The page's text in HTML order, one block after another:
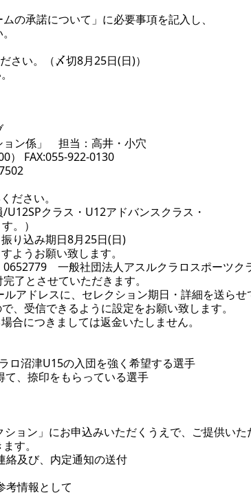
の承諾について」に必要事項を記入し、
さい。（〆切8月25日(日)）
ョン係」 担当：高井・小穴
） FAX:055-922-0130
ださい。
U12SPクラス・U12アドバンスクラス・
。）
り込み期日8月25日(日)
ようお願い致します。
一般社団法人アスルクラロスポーツ
了とさせていただきます。
アドレスに、セレクション期日・詳細を送らせ
受信できるように設定をお願い致します。
合につきましては返金いたしません。
ロ沼津U15の入団を強く希望する選手
、捺印をもらっている選手
ョン」にお申込みいただくうえで、ご提供いた
す。
及び、内定通知の送付
情報として